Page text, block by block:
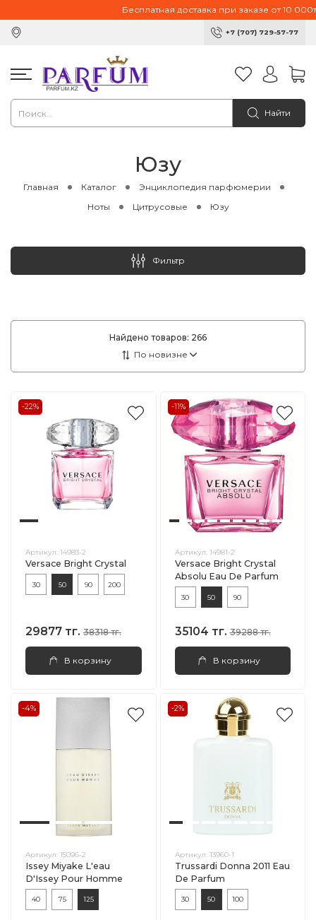
Бесплатная доставка при заказе от 10 000тг.
+7 (707) 729-57-77
Найти
Юзу
Главная Каталог
Энциклопедия парфюмерии
Ноты
Цитрусовые Юзу
Найдено товаров: 266
-22%
Артикул: 14983-2
Versace Bright Crystal
30 50 90 200
29877 тг. 38318 тг.
В корзину
-11%
Артикул: 14981-2
Versace Bright Crystal
Absolu Eau De Parfum
30 50 90
35104 тг. 39288 тг.
В корзину
-4%
Артикул: 15096-2
Issey Miyake L'eau
D'Issey Pour Homme
40 75 125
-2%
Артикул: 13960-1
Trussardi Donna 2011 Eau
De Parfum
30 50 100
Фильтр